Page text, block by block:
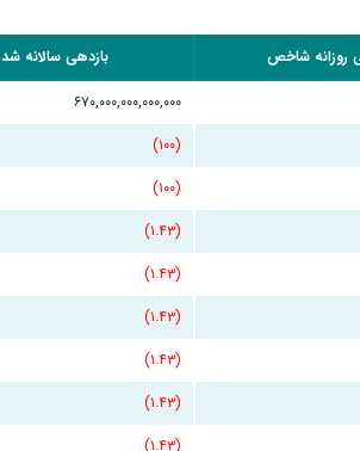
روزانه شاخص بازدهی سالانه
۶۷۰,۰۰۰,۰۰۰,۰۰۰,۰۰۰
(۱۰۰)
(۱۰۰)
(۱.۴۳)
(۱.۴۳)
(۱.۴۳)
(۱.۴۳)
(۱.۴۳)
(۱.۴۳)